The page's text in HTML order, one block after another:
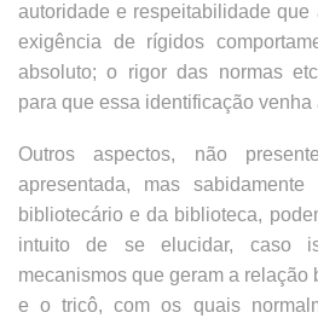
autoridade e respeitabilidade que
exigência de rígidos
absoluto; o rigor das normas
para que essa identificação venha
Outros aspectos, não
apresentada, mas
bibliotecário e da biblioteca,
intuito de se elucidar, caso
mecanismos que geram a relação
e o tricô, com os quais